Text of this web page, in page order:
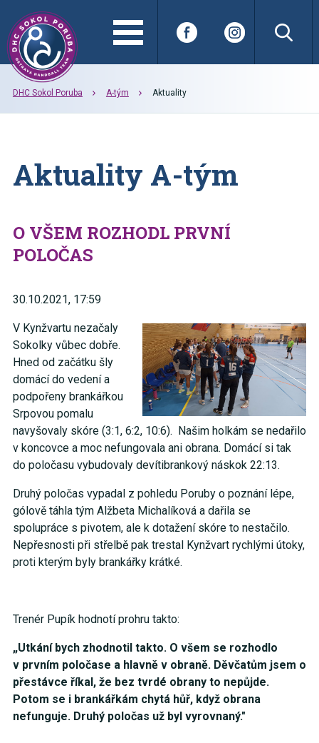
DHC Sokol Poruba A-tým Aktuality
Aktuality A-tým
O VŠEM ROZHODL PRVNÍ
POLOČAS
30.10.2021, 17:59
V Kynžvartu nezačaly
Sokolky vůbec dobře.
Hned od začátku šly
domácí do vedení a
podpořeny brankářkou
Srpovou pomalu
navyšovaly skóre (3:1, 6:2, 10:6). Našim holkám se nedařilo
v koncovce a moc nefungovala ani obrana. Domácí si tak
do poločasu vybudovaly devítibrankový náskok 22:13.
Druhý poločas vypadal z pohledu Poruby o poznání lépe,
gólově táhla tým Alžbeta Michalíková a dařila se
spolupráce s pivotem, ale k dotažení skóre to nestačilo.
Nepřesnosti při střelbě pak trestal Kynžvart rychlými útoky,
proti kterým byly brankářky krátké.
Trenér Pupík hodnotí prohru takto:
„Utkání bych zhodnotil takto. O všem se rozhodlo
v prvním poločase a hlavně v obraně. Děvčatům jsem o
přestávce říkal, že bez tvrdé obrany to nepůjde.
Potom se i brankářkám chytá hůř, když obrana
nefunguje. Druhý poločas už byl vyrovnaný."